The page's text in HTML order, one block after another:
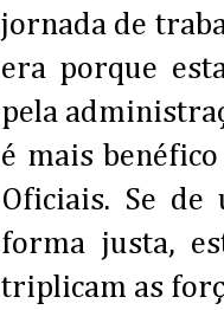
jornada de
era porque
pela
é mais
Oficiais. Se
forma justa,
triplicam as